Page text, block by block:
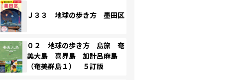
Ｊ３３ 地球の歩き方 墨田区
０２ 地球の歩き方 島旅 奄
美大島 喜界島 加計呂麻島
（奄美群島１） ５訂版